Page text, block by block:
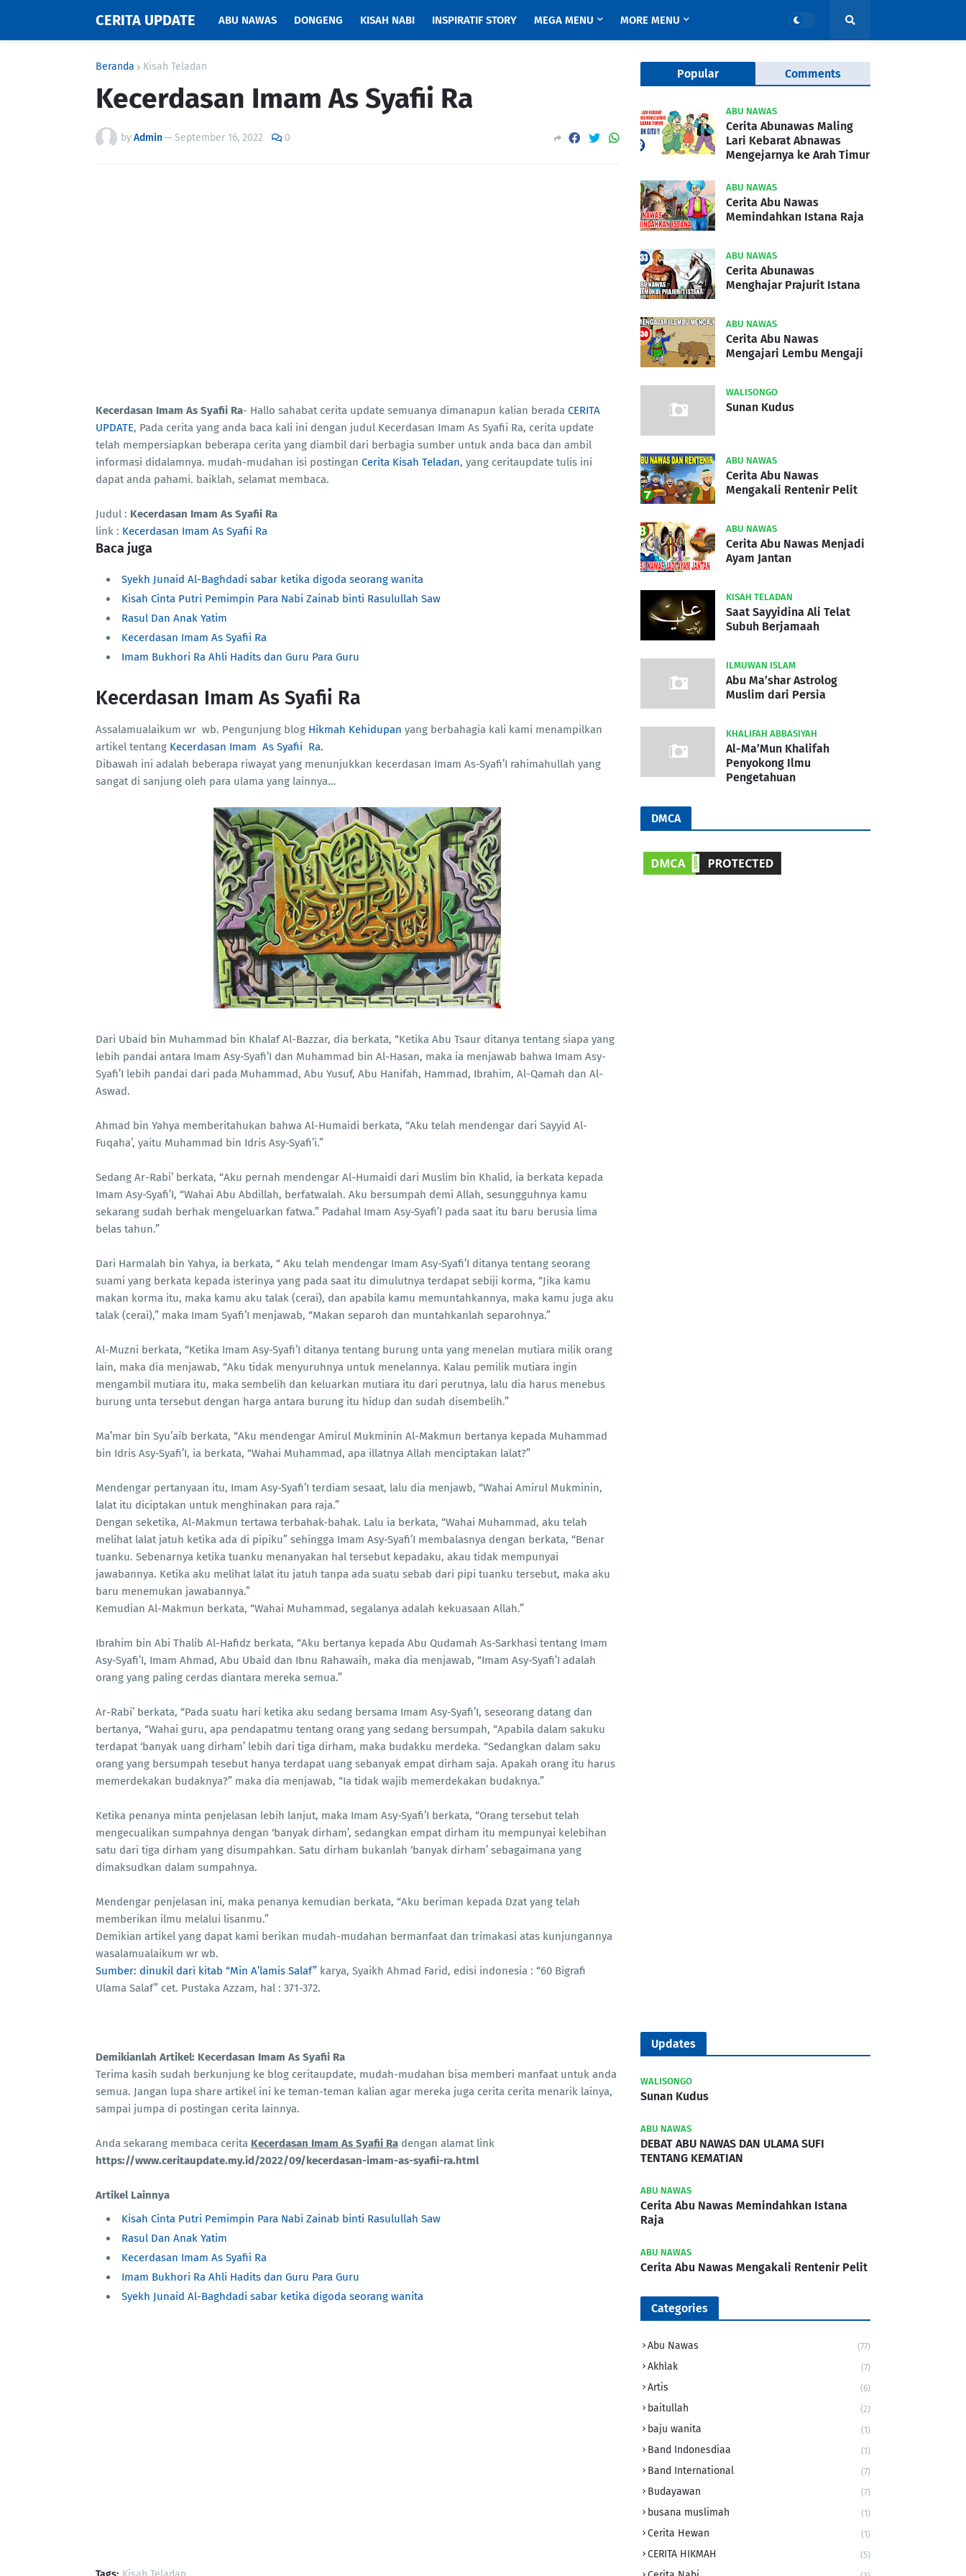
CERITA UPDATE ABU NAWAS DONGENG KISAH NABI INSPIRATIF STORY MEGA MENU MORE MENU
Beranda Kisah Teladan
Kecerdasan Imam As Syafii Ra
byAdmin—September 16, 2022 0
Kecerdasan Imam As Syafii Ra- Hallo sahabat cerita update semuanya dimanapun kalian berada CERITA
UPDATE, Pada cerita yang anda baca kali ini dengan judul Kecerdasan Imam As Syafii Ra, cerita update
telah mempersiapkan beberapa cerita yang diambil dari berbagia sumber untuk anda baca dan ambil
informasi didalamnya. mudah-mudahan isi postingan Cerita Kisah Teladan, yang ceritaupdate tulis ini
dapat anda pahami. baiklah, selamat membaca.
Judul : Kecerdasan Imam As Syafii Ra
link : Kecerdasan Imam As Syafii Ra
Baca juga
Syekh Junaid Al-Baghdadi sabar ketika digoda seorang wanita
Kisah Cinta Putri Pemimpin Para Nabi Zainab binti Rasulullah Saw
Rasul Dan Anak Yatim
Kecerdasan Imam As Syafii Ra
Imam Bukhori Ra Ahli Hadits dan Guru Para Guru
Kecerdasan Imam As Syafii Ra
Assalamualaikum wr wb. Pengunjung blog Hikmah Kehidupan yang berbahagia kali kami menampilkan
artikel tentang Kecerdasan Imam As Syafii Ra.
Dibawah ini adalah beberapa riwayat yang menunjukkan kecerdasan Imam As-Syafi’I rahimahullah yang
sangat di sanjung oleh para ulama yang lainnya…
Dari Ubaid bin Muhammad bin Khalaf Al-Bazzar, dia berkata, “Ketika Abu Tsaur ditanya tentang siapa yang
lebih pandai antara Imam Asy-Syafi’I dan Muhammad bin Al-Hasan, maka ia menjawab bahwa Imam Asy-
Syafi’I lebih pandai dari pada Muhammad, Abu Yusuf, Abu Hanifah, Hammad, Ibrahim, Al-Qamah dan Al-
Aswad.
Ahmad bin Yahya memberitahukan bahwa Al-Humaidi berkata, “Aku telah mendengar dari Sayyid Al-
Fuqaha’, yaitu Muhammad bin Idris Asy-Syafi’i.”
Sedang Ar-Rabi’ berkata, “Aku pernah mendengar Al-Humaidi dari Muslim bin Khalid, ia berkata kepada
Imam Asy-Syafi’I, “Wahai Abu Abdillah, berfatwalah. Aku bersumpah demi Allah, sesungguhnya kamu
sekarang sudah berhak mengeluarkan fatwa.” Padahal Imam Asy-Syafi’I pada saat itu baru berusia lima
belas tahun.”
Dari Harmalah bin Yahya, ia berkata, “ Aku telah mendengar Imam Asy-Syafi’I ditanya tentang seorang
suami yang berkata kepada isterinya yang pada saat itu dimulutnya terdapat sebiji korma, “Jika kamu
makan korma itu, maka kamu aku talak (cerai), dan apabila kamu memuntahkannya, maka kamu juga aku
talak (cerai),” maka Imam Syafi’I menjawab, “Makan separoh dan muntahkanlah separohnya.”
Al-Muzni berkata, “Ketika Imam Asy-Syafi’I ditanya tentang burung unta yang menelan mutiara milik orang
lain, maka dia menjawab, “Aku tidak menyuruhnya untuk menelannya. Kalau pemilik mutiara ingin
mengambil mutiara itu, maka sembelih dan keluarkan mutiara itu dari perutnya, lalu dia harus menebus
burung unta tersebut dengan harga antara burung itu hidup dan sudah disembelih.”
Ma’mar bin Syu’aib berkata, “Aku mendengar Amirul Mukminin Al-Makmun bertanya kepada Muhammad
bin Idris Asy-Syafi’I, ia berkata, “Wahai Muhammad, apa illatnya Allah menciptakan lalat?”
Mendengar pertanyaan itu, Imam Asy-Syafi’I terdiam sesaat, lalu dia menjawb, “Wahai Amirul Mukminin,
lalat itu diciptakan untuk menghinakan para raja.”
Dengan seketika, Al-Makmun tertawa terbahak-bahak. Lalu ia berkata, “Wahai Muhammad, aku telah
melihat lalat jatuh ketika ada di pipiku” sehingga Imam Asy-Syafi’I membalasnya dengan berkata, “Benar
tuanku. Sebenarnya ketika tuanku menanyakan hal tersebut kepadaku, akau tidak mempunyai
jawabannya. Ketika aku melihat lalat itu jatuh tanpa ada suatu sebab dari pipi tuanku tersebut, maka aku
baru menemukan jawabannya.”
Kemudian Al-Makmun berkata, “Wahai Muhammad, segalanya adalah kekuasaan Allah.”
Ibrahim bin Abi Thalib Al-Hafidz berkata, “Aku bertanya kepada Abu Qudamah As-Sarkhasi tentang Imam
Asy-Syafi’I, Imam Ahmad, Abu Ubaid dan Ibnu Rahawaih, maka dia menjawab, “Imam Asy-Syafi’I adalah
orang yang paling cerdas diantara mereka semua.”
Ar-Rabi’ berkata, “Pada suatu hari ketika aku sedang bersama Imam Asy-Syafi’I, seseorang datang dan
bertanya, “Wahai guru, apa pendapatmu tentang orang yang sedang bersumpah, “Apabila dalam sakuku
terdapat ‘banyak uang dirham’ lebih dari tiga dirham, maka budakku merdeka. “Sedangkan dalam saku
orang yang bersumpah tesebut hanya terdapat uang sebanyak empat dirham saja. Apakah orang itu harus
memerdekakan budaknya?” maka dia menjawab, “Ia tidak wajib memerdekakan budaknya.”
Ketika penanya minta penjelasan lebih lanjut, maka Imam Asy-Syafi’I berkata, “Orang tersebut telah
mengecualikan sumpahnya dengan ‘banyak dirham’, sedangkan empat dirham itu mempunyai kelebihan
satu dari tiga dirham yang disumpahkan. Satu dirham bukanlah ‘banyak dirham’ sebagaimana yang
dimaksudkan dalam sumpahnya.
Mendengar penjelasan ini, maka penanya kemudian berkata, “Aku beriman kepada Dzat yang telah
memberikan ilmu melalui lisanmu.”
Demikian artikel yang dapat kami berikan mudah-mudahan bermanfaat dan trimakasi atas kunjungannya
wasalamualaikum wr wb.
Sumber: dinukil dari kitab “Min A’lamis Salaf” karya, Syaikh Ahmad Farid, edisi indonesia : “60 Bigrafi
Ulama Salaf” cet. Pustaka Azzam, hal : 371-372.
Demikianlah Artikel: Kecerdasan Imam As Syafii Ra
Terima kasih sudah berkunjung ke blog ceritaupdate, mudah-mudahan bisa memberi manfaat untuk anda
semua. Jangan lupa share artikel ini ke teman-teman kalian agar mereka juga cerita cerita menarik lainya,
sampai jumpa di postingan cerita lainnya.
Anda sekarang membaca cerita Kecerdasan Imam As Syafii Ra dengan alamat link
https://www.ceritaupdate.my.id/2022/09/kecerdasan-imam-as-syafii-ra.html
Artikel Lainnya
Kisah Cinta Putri Pemimpin Para Nabi Zainab binti Rasulullah Saw
Rasul Dan Anak Yatim
Kecerdasan Imam As Syafii Ra
Imam Bukhori Ra Ahli Hadits dan Guru Para Guru
Syekh Junaid Al-Baghdadi sabar ketika digoda seorang wanita
Popular Comments
ABU NAWAS
Cerita Abunawas Maling
Lari Kebarat Abnawas
Mengejarnya ke Arah Timur
ABU NAWAS
Cerita Abu Nawas
Memindahkan Istana Raja
ABU NAWAS
Cerita Abunawas
Menghajar Prajurit Istana
ABU NAWAS
Cerita Abu Nawas
Mengajari Lembu Mengaji
WALISONGO
Sunan Kudus
ABU NAWAS
Cerita Abu Nawas
Mengakali Rentenir Pelit
ABU NAWAS
Cerita Abu Nawas Menjadi
Ayam Jantan
KISAH TELADAN
Saat Sayyidina Ali Telat
Subuh Berjamaah
ILMUWAN ISLAM
Abu Ma’shar Astrolog
Muslim dari Persia
KHALIFAH ABBASIYAH
Al-Ma’Mun Khalifah
Penyokong Ilmu
Pengetahuan
DMCA
Updates
WALISONGO
Sunan Kudus
ABU NAWAS
DEBAT ABU NAWAS DAN ULAMA SUFI
TENTANG KEMATIAN
ABU NAWAS
Cerita Abu Nawas Memindahkan Istana
Raja
ABU NAWAS
Cerita Abu Nawas Mengakali Rentenir Pelit
Categories
Abu Nawas (77)
Akhlak (7)
Artis (6)
baitullah (2)
baju wanita (1)
Band Indonesdiaa (1)
Band International (7)
Budayawan (7)
busana muslimah (1)
Cerita Hewan (1)
CERITA HIKMAH (5)